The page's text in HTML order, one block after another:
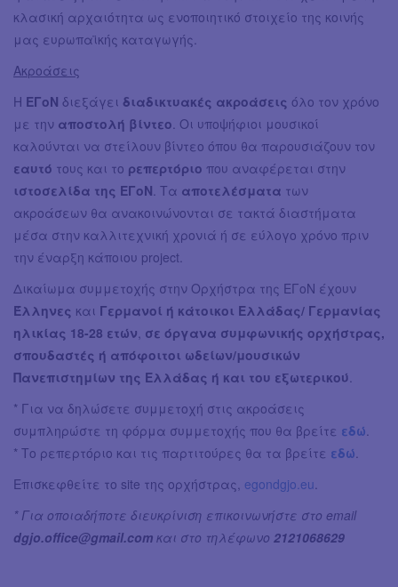
κλασική αρχαιότητα ως ενοποιητικό στοιχείο της κοινής
μας ευρωπαϊκής καταγωγής.
Ακροάσεις
Η ΕΓοΝ διεξάγει διαδικτυακές ακροάσεις όλο τον χρόνο
με την αποστολή βίντεο . Οι υποψήφιοι μουσικοί
καλούνται να στείλουν βίντεο όπου θα παρουσιάζουν τον
εαυτό τους και το ρεπερτόριο που αναφέρεται στην
ιστοσελίδα της ΕΓοΝ . Τα αποτελέσματα των
ακροάσεων θα ανακοινώνονται σε τακτά διαστήματα
μέσα στην καλλιτεχνική χρονιά ή σε εύλογο χρόνο πριν
την έναρξη κάποιου project.
Δικαίωμα συμμετοχής στην Ορχήστρα της ΕΓoΝ έχουν
Έλληνες και Γερμανοί ή κάτοικοι Ελλάδας/ Γερμανίας
ηλικίας 18-28 ετών σε όργανα συμφωνικής ορχήστρας,
σπουδαστές ή απόφοιτοι ωδείων/μουσικών
Πανεπιστημίων της Ελλάδας ή και του εξωτερικού
* Για να δηλώσετε συμμετοχή στις ακροάσεις
συμπληρώστε τη φόρμα συμμετοχής που θα βρείτε εδώ
* Το ρεπερτόριο και τις παρτιτούρες θα τα βρείτε εδώ
Επισκεφθείτε το site της ορχήστρας, egondgjo.eu
* Για οποιαδήποτε διευκρίνιση επικοινωνήστε στο email
dgjo.office@gmail.com και στο τηλέφωνο 2121068629